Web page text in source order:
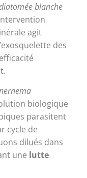
blanche
agit
des
biologique
parasitent
cycle de
dilués dans
une lutte